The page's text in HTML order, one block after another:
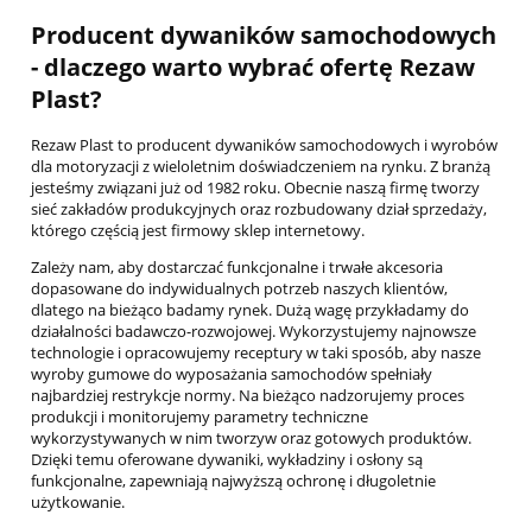
Producent dywaników samochodowych
- dlaczego warto wybrać ofertę Rezaw
Plast?
Rezaw Plast to producent dywaników samochodowych i wyrobów
dla motoryzacji z wieloletnim doświadczeniem na rynku. Z branżą
jesteśmy związani już od 1982 roku. Obecnie naszą firmę tworzy
sieć zakładów produkcyjnych oraz rozbudowany dział sprzedaży,
którego częścią jest firmowy sklep internetowy.
Zależy nam, aby dostarczać funkcjonalne i trwałe akcesoria
dopasowane do indywidualnych potrzeb naszych klientów,
dlatego na bieżąco badamy rynek. Dużą wagę przykładamy do
działalności badawczo-rozwojowej. Wykorzystujemy najnowsze
technologie i opracowujemy receptury w taki sposób, aby nasze
wyroby gumowe do wyposażania samochodów spełniały
najbardziej restrykcje normy. Na bieżąco nadzorujemy proces
produkcji i monitorujemy parametry techniczne
wykorzystywanych w nim tworzyw oraz gotowych produktów.
Dzięki temu oferowane dywaniki, wykładziny i osłony są
funkcjonalne, zapewniają najwyższą ochronę i długoletnie
użytkowanie.